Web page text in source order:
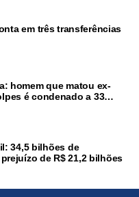
em três transferências
homem que matou ex-
é condenado a 33
34,5 bilhões de
de R$ 21,2 bilhões